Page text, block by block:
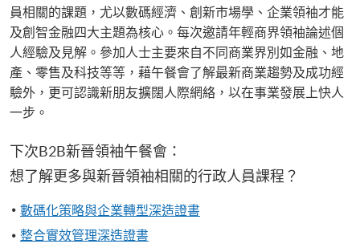
員相關的課題，尤以數碼經濟、創新市場學、企業領袖才能
及創智金融四大主題為核心。每次邀請年輕商界領袖論述個
人經驗及見解。參加人士主要來自不同商業界別如金融、地
產、零售及科技等等，藉午餐會了解最新商業趨勢及成功經
驗外，更可認識新朋友擴闊人際網絡，以在事業發展上快人
一步。
下次B2B新晉領袖午餐會：
想了解更多與新晉領袖相關的行政人員課程？
數碼化策略與企業轉型深造證書
整合實效管理深造證書